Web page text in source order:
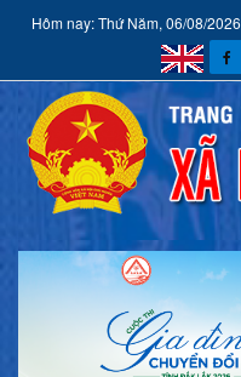
Hôm nay: Thứ Năm, 06/08/2026